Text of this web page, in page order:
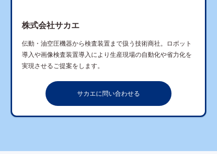
株式会社サカエ
伝動・油空圧機器から検査装置まで扱う技術商社。ロボット
導入や画像検査装置導入により生産現場の自動化や省力化を
実現させるご提案をします。
サカエに問い合わせる